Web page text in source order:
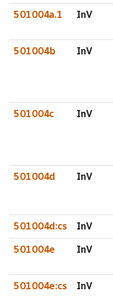
501004a.1 InV
501004b InV
501004c InV
501004d InV
501004d:cs InV
501004e InV
501004e:cs InV